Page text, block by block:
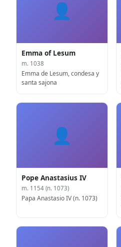
👤
Emma of Lesum
m. 1038
Emma de Lesum, condesa y
santa sajona
👤
Pope Anastasius IV
m. 1154 (n. 1073)
Papa Anastasio IV (n. 1073)